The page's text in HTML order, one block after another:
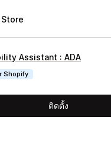
Assistant : ADA
Shopify
ติดตั้ง